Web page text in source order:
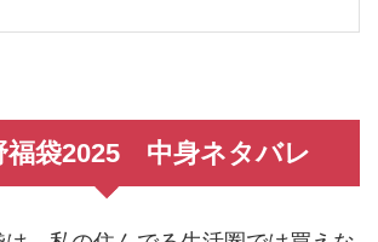
福袋2025 中身ネタバレ